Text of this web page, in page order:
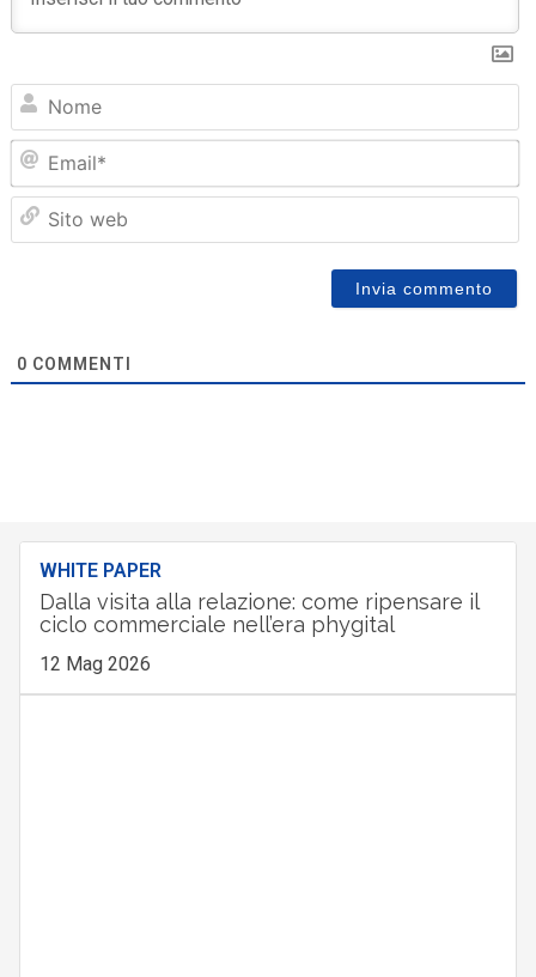
0 COMMENTI
WHITE PAPER
Dalla visita alla relazione: come ripensare il
ciclo commerciale nell’era phygital
12 Mag 2026